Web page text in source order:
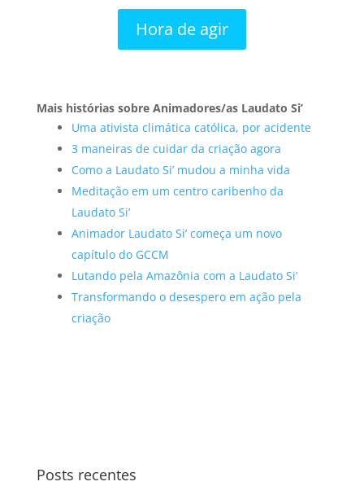
Hora de agir
Mais histórias sobre Animadores/as Laudato Si’
Uma ativista climática católica, por acidente
3 maneiras de cuidar da criação agora
Como a Laudato Si’ mudou a minha vida
Meditação em um centro caribenho da
Laudato Si’
Animador Laudato Si’ começa um novo
capítulo do GCCM
Lutando pela Amazônia com a Laudato Si’
Transformando o desespero em ação pela
criação
Posts recentes